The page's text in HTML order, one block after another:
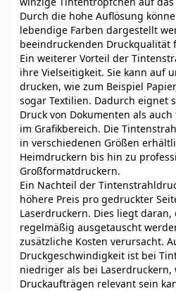
Durch die hohe Auflösung
lebendige Farben dargestellt
beeindruckenden Druckqualität
Ein weiterer Vorteil der
ihre Vielseitigkeit. Sie kann auf
drucken, wie zum Beispiel
sogar Textilien. Dadurch eignet
Druck von Dokumenten als
im Grafikbereich. Die
in verschiedenen Größen
Heimdruckern bis hin zu
Großformatdruckern.
Ein Nachteil der
höhere Preis pro gedruckter
Laserdruckern. Dies liegt
regelmäßig ausgetauscht
zusätzliche Kosten verursacht.
Druckgeschwindigkeit ist bei
niedriger als bei Laserdruckern,
Druckaufträgen relevant sein